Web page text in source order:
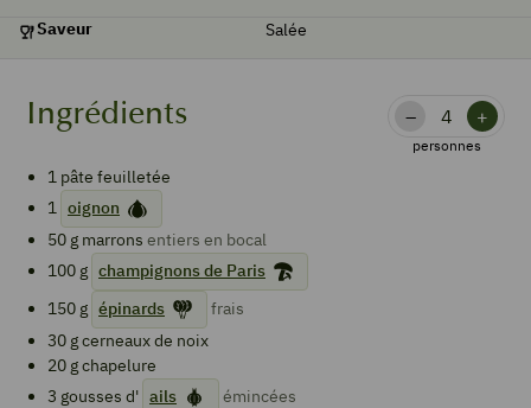
Saveur
Salée
Ingrédients – +
personnes
1 pâte feuilletée
1 oignon
50 g marrons entiers en bocal
100 g champignons de Paris
150 g épinards
frais
30 gcerneaux de noix
20 gchapelure
3 gousses d' ails
émincées